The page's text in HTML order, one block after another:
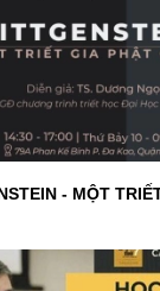
- MỘT